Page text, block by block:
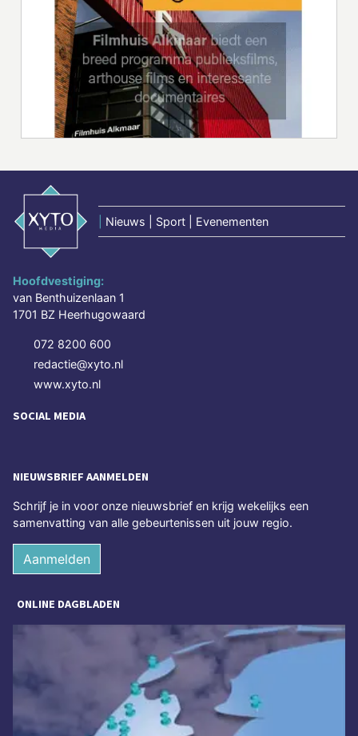
Nieuws | Sport | Evenementen
Hoofdvestiging:
van Benthuizenlaan 1
1701 BZ Heerhugowaard
072 8200 600
redactie@xyto.nl
www.xyto.nl
SOCIAL MEDIA
NIEUWSBRIEF AANMELDEN
Schrijf je in voor onze nieuwsbrief en krijg wekelijks een
samenvatting van alle gebeurtenissen uit jouw regio.
Aanmelden
ONLINE DAGBLADEN